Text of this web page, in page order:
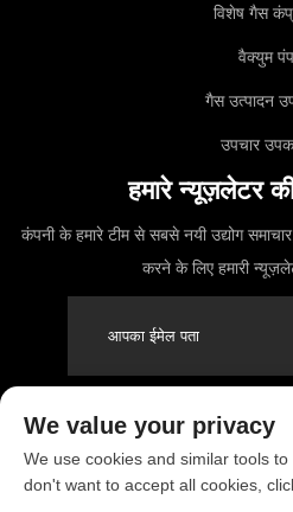
विशेष गैस
वैक्युम पंप
गैस उत्पादन
उपचार
हमारे न्यूज़लेटर
कंपनी के हमारे टीम से सबसे नयी उद्योग
करने के लिए हमारी
सुरक्षित
We value your privacy
We use cookies and similar tools
don't want to accept all cookies,